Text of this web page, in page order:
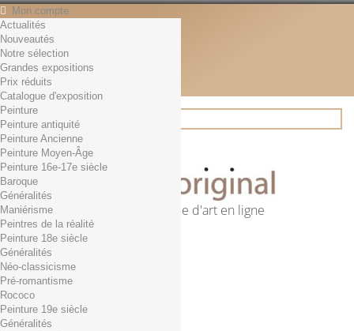
Mon compte
Contact
Français
English
Français
Actualités
Rechercher
Première librairie d'art en ligne
Panier (vide)
Aucun produit
0,01€ dès 29€ d'achat
0,00 € Total
Commander
Actualités
Nouveautés
Notre sélection
Grandes expositions
Prix réduits
Catalogue d'exposition
Peinture
Peinture antiquité
Peinture Ancienne
Peinture Moyen-Âge
Peinture 16e-17e siècle
Baroque
Généralités
Maniérisme
Peintres de la réalité
Peinture 18e siècle
Généralités
Néo-classicisme
Pré-romantisme
Rococo
Peinture 19e siècle
Généralités